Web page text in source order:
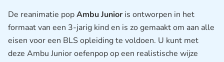
De reanimatie popAmbu Junior is ontworpen in het
formaat van een 3-jarig kind en is zo gemaakt om aan alle
eisen voor een BLS opleiding te voldoen. U kunt met
deze Ambu Junior oefenpop op een realistische wijze